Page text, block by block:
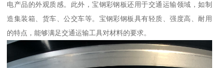
电产品的外观质感。此外，宝钢彩钢板还用于交通运输领域，如制
造集装箱、货车、公交车等。宝钢彩钢板具有轻质、强度高、耐用
的特点，能够满足交通运输工具对材料的要求。